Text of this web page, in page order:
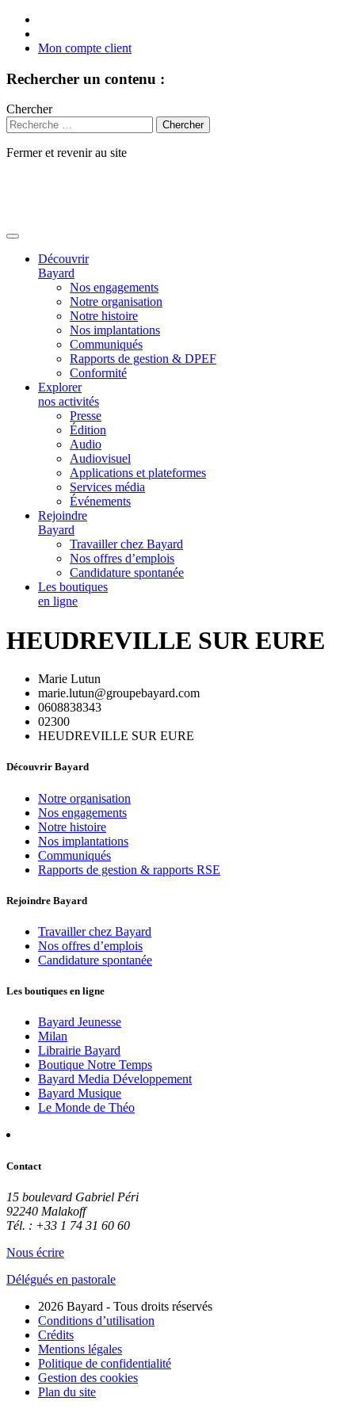
Mon compte client
Rechercher un contenu :
Chercher
Fermer et revenir au site
Découvrir
Bayard
Nos engagements
Notre organisation
Notre histoire
Nos implantations
Communiqués
Rapports de gestion & DPEF
Conformité
Explorer
nos activités
Presse
Édition
Audio
Audiovisuel
Applications et plateformes
Services média
Événements
Rejoindre
Bayard
Travailler chez Bayard
Nos offres d’emplois
Candidature spontanée
Les boutiques
en ligne
HEUDREVILLE SUR EURE
Marie Lutun
marie.lutun@groupebayard.com
0608838343
02300
HEUDREVILLE SUR EURE
Découvrir Bayard
Notre organisation
Nos engagements
Notre histoire
Nos implantations
Communiqués
Rapports de gestion & rapports RSE
Rejoindre Bayard
Travailler chez Bayard
Nos offres d’emplois
Candidature spontanée
Les boutiques en ligne
Bayard Jeunesse
Milan
Librairie Bayard
Boutique Notre Temps
Bayard Media Développement
Bayard Musique
Le Monde de Théo
Contact
15 boulevard Gabriel Péri
92240 Malakoff
Tél. : +33 1 74 31 60 60
Nous écrire
Délégués en pastorale
2026 Bayard - Tous droits réservés
Conditions d’utilisation
Crédits
Mentions légales
Politique de confidentialité
Gestion des cookies
Plan du site